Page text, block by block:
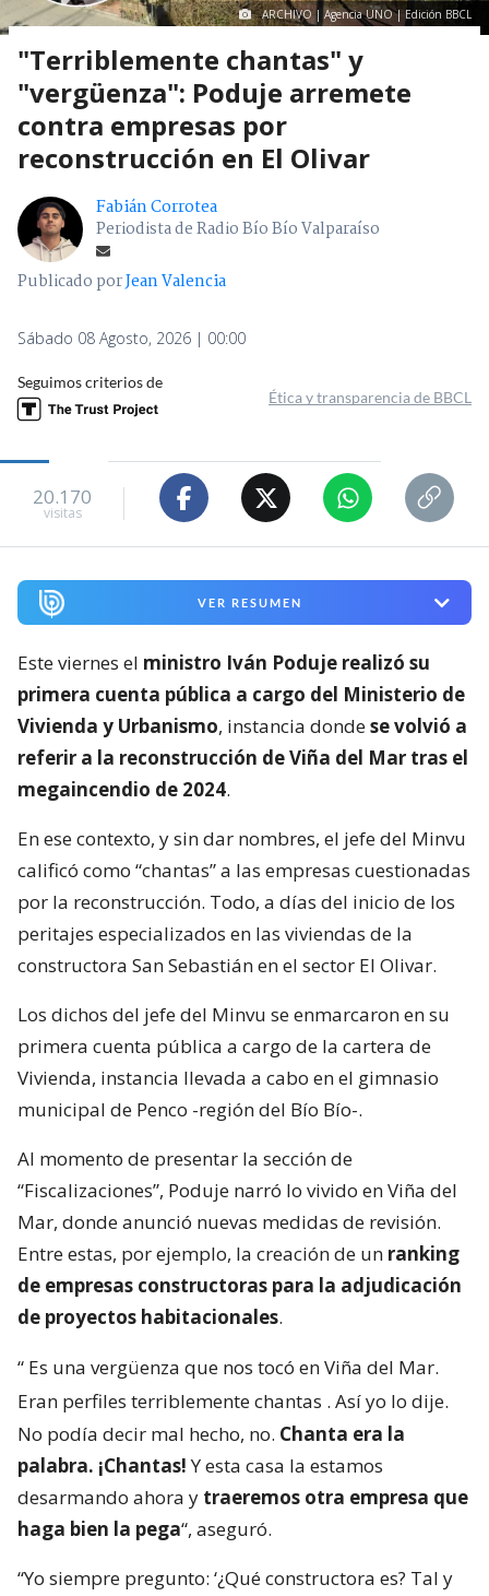
ARCHIVO | Agencia UNO | Edición BBCL
"Terriblemente chantas" y
"vergüenza": Poduje arremete
contra empresas por
reconstrucción en El Olivar
Fabián Corrotea
Periodista de Radio Bío Bío Valparaíso
Publicado porJean Valencia
Sábado 08 Agosto, 2026 | 00:00
Seguimos criterios de
Ética y transparencia de BBCL
20.170
visitas
VER RESUMEN
Este viernes el ministro Iván Poduje realizó su
primera cuenta pública a cargo del Ministerio de
Vivienda y Urbanismo, instancia dondese volvió a
referir a la reconstrucción de Viña del Mar tras el
megaincendio de 2024.
En ese contexto, y sin dar nombres, el jefe del Minvu
calificó como “chantas” a las empresas cuestionadas
por la reconstrucción. Todo, a días del inicio de los
peritajes especializados en las viviendas de la
constructora San Sebastián en el sector El Olivar.
Los dichos del jefe del Minvu se enmarcaron en su
primera cuenta pública a cargo de la cartera de
Vivienda, instancia llevada a cabo en el gimnasio
municipal de Penco -región del Bío Bío-.
Al momento de presentar la sección de
“Fiscalizaciones”, Poduje narró lo vivido en Viña del
Mar, donde anunció nuevas medidas de revisión.
Entre estas, por ejemplo, la creación de un ranking
de empresas constructoras para la adjudicación
de proyectos habitacionales.
“ Es una vergüenza que nos tocó en Viña del Mar.
Eran perfiles terriblemente chantas . Así yo lo dije.
No podía decir mal hecho, no. Chanta era la
palabra. ¡Chantas!Y esta casa la estamos
desarmando ahora y traeremos otra empresa que
haga bien la pega“, aseguró.
“Yo siempre pregunto: ‘¿Qué constructora es? Tal y